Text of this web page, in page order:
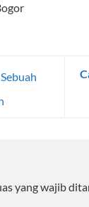
yang wajib